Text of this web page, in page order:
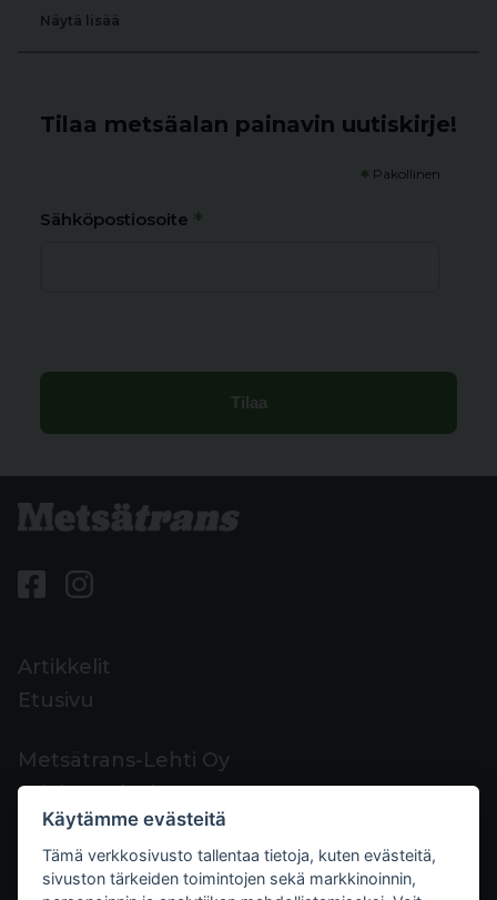
Näytä lisää
Tilaa metsäalan painavin uutiskirje!
* Pakollinen
Sähköpostiosoite *
Artikkelit
Etusivu
Metsätrans-Lehti Oy
Asiakaspalvelu
Yhteystiedot
Palaute
Mediakortti
Käytämme evästeitä
Tämä verkkosivusto tallentaa tietoja, kuten evästeitä,
sivuston tärkeiden toimintojen sekä markkinoinnin,